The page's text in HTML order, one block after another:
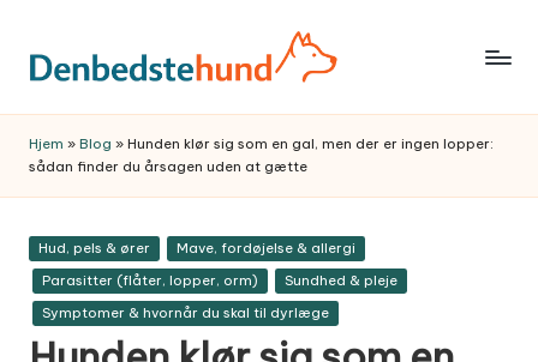
Skip
content
praktiske
hundeguider
og
til
et
bedre
hundeliv
Hjem » Blog » Hunden klør sig som en gal, men der er ingen lopper:
sådan finder du årsagen uden at gætte
Posted
in
Hud, pels & ører
Mave, fordøjelse & allergi
Parasitter (flåter, lopper, orm)
Sundhed & pleje
Symptomer & hvornår du skal til dyrlæge